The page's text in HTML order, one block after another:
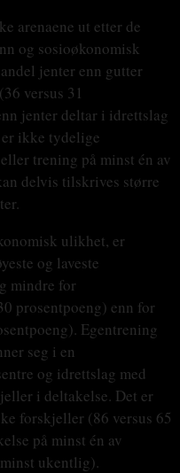
arenaene ut etter de
og sosioøkonomisk
jenter enn gutter
versus 31
jenter deltar i idrettslag
ikke tydelige
trening på minst én av
delvis tilskrives større
ulikhet, er
og laveste
mindre for
prosentpoeng) enn for
Egentrening
seg i en
og idrettslag med
i deltakelse. Det er
forskjeller (86 versus 65
på minst én av
ukentlig).